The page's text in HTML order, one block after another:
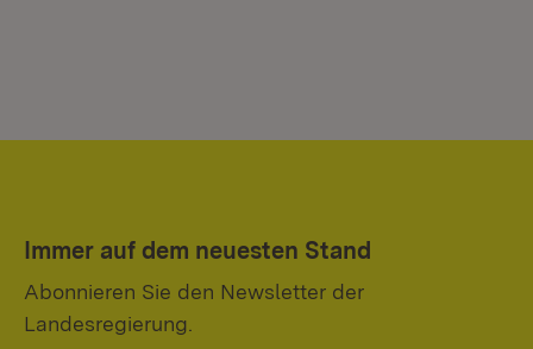
Immer auf dem neuesten Stand
Abonnieren Sie den Newsletter der
Landesregierung.